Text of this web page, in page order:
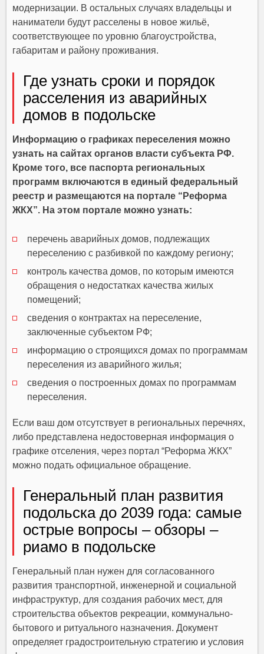
модернизации. В остальных случаях владельцы и
наниматели будут расселены в новое жильё,
соответствующее по уровню благоустройства,
габаритам и району проживания.
Где узнать сроки и порядок
расселения из аварийных
домов в подольске
Информацию о графиках переселения можно
узнать на сайтах органов власти субъекта РФ.
Кроме того, все паспорта региональных
программ включаются в единый федеральный
реестр и размещаются на портале “Реформа
ЖКХ”. На этом портале можно узнать:
перечень аварийных домов, подлежащих
переселению с разбивкой по каждому региону;
контроль качества домов, по которым имеются
обращения о недостатках качества жилых
помещений;
сведения о контрактах на переселение,
заключенные субъектом РФ;
информацию о строящихся домах по программам
переселения из аварийного жилья;
сведения о построенных домах по программам
переселения.
Если ваш дом отсутствует в региональных перечнях,
либо представлена недостоверная информация о
графике отселения, через портал “Реформа ЖКХ”
можно подать официальное обращение.
Генеральный план развития
подольска до 2039 года: самые
острые вопросы – обзоры –
риамо в подольске
Генеральный план нужен для согласованного
развития транспортной, инженерной и социальной
инфраструктур, для создания рабочих мест, для
строительства объектов рекреации, коммунально-
бытового и ритуального назначения. Документ
определяет градостроительную стратегию и условия